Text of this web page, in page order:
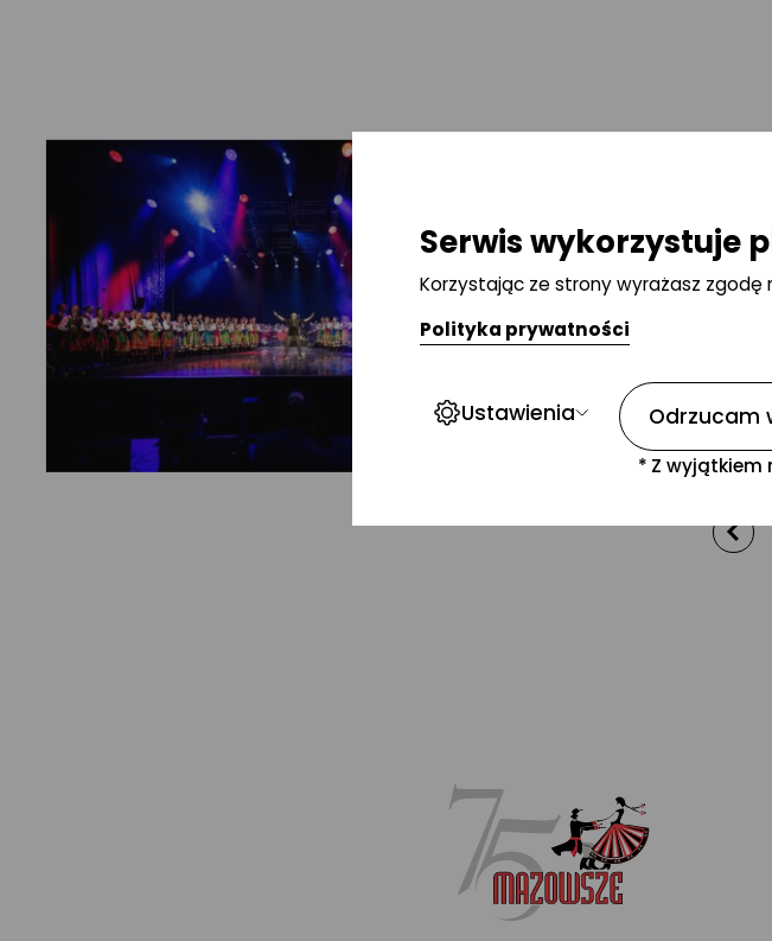
Serwis wykorzystuje
Korzystając ze strony wyrażasz zgodę
Polityka prywatności
Ustawienia Odrzucam
* Z wyjątkiem